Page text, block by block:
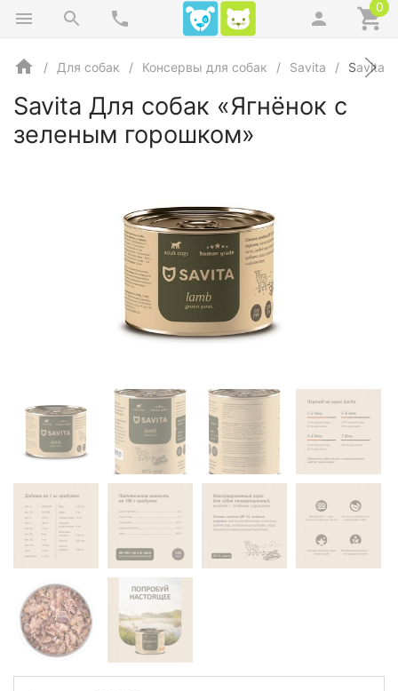
0
Для собак Консервы для собак Savita Savita
Savita Для собак «Ягнёнок с
зеленым горошком»